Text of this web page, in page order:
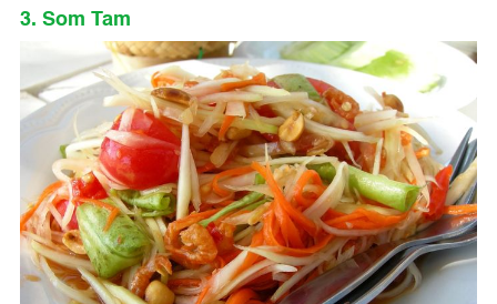
3. Som Tam